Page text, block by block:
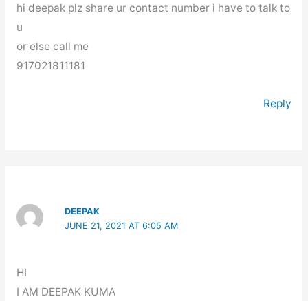
hi deepak plz share ur contact number i have to talk to
u
or else call me
917021811181
Reply
DEEPAK
JUNE 21, 2021 AT 6:05 AM
HI
I AM DEEPAK KUMA